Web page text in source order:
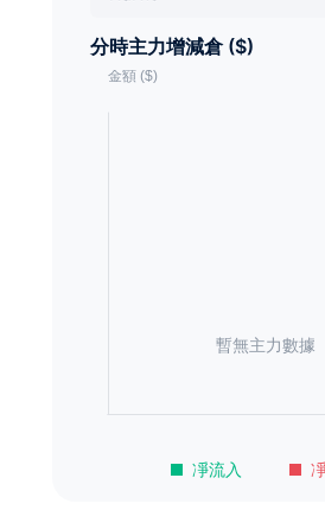
分時主力增減倉 ($)
凈流入
暫無主力數據